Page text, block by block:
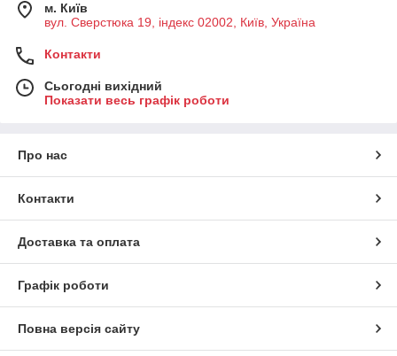
м. Київ
вул. Сверстюка 19, індекс 02002, Київ, Україна
Контакти
Сьогодні вихідний
Показати весь графік роботи
Про нас
Контакти
Доставка та оплата
Графік роботи
Повна версія сайту